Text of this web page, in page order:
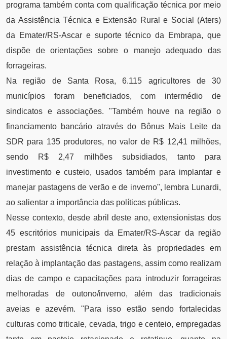
programa também conta com qualificação técnica por meio
da Assistência Técnica e Extensão Rural e Social (Aters)
da Emater/RS-Ascar e suporte técnico da Embrapa, que
dispõe de orientações sobre o manejo adequado das
forrageiras.
Na região de Santa Rosa, 6.115 agricultores de 30
municípios foram beneficiados, com intermédio de
sindicatos e associações. "Também houve na região o
financiamento bancário através do Bônus Mais Leite da
SDR para 135 produtores, no valor de R$ 12,41 milhões,
sendo R$ 2,47 milhões subsidiados, tanto para
investimento e custeio, usados também para implantar e
manejar pastagens de verão e de inverno", lembra Lunardi,
ao salientar a importância das políticas públicas.
Nesse contexto, desde abril deste ano, extensionistas dos
45 escritórios municipais da Emater/RS-Ascar da região
prestam assistência técnica direta às propriedades em
relação à implantação das pastagens, assim como realizam
dias de campo e capacitações para introduzir forrageiras
melhoradas de outono/inverno, além das tradicionais
aveias e azevém. "Para isso estão sendo fortalecidas
culturas como triticale, cevada, trigo e centeio, empregadas